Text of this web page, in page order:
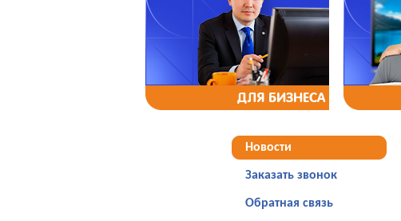
ДЛЯ БИЗНЕСА
Новости
Заказать звонок
Обратная связь